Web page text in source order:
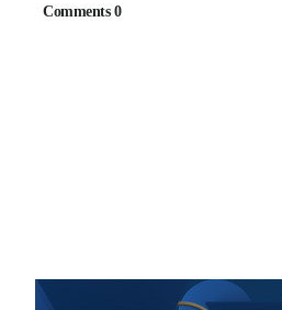
25.3%↑
-29423초 전 >
[속보]'300억원대 사
"미 전국적 살모네라
-22264초 전 >
[속보]코스닥, 5.95포